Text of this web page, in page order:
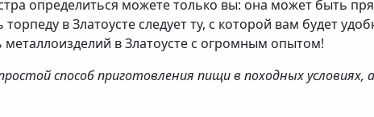
определиться можете только вы: она может быть
в Златоусте следует ту, с которой вам будет
металлоизделий в Златоусте с огромным опытом!
способ приготовления пищи в походных